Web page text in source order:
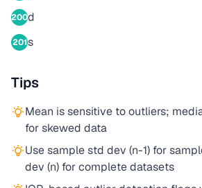
200d
201s
Tips
Mean is sensitive to outliers;
for skewed data
Use sample std dev (n-1) for
dev (n) for complete datasets